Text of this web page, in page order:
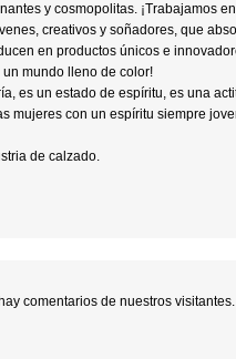
y cosmopolitas. ¡Trabajamos en
creativos y soñadores, que
en productos únicos e
un mundo lleno de color!
es un estado de espíritu, es una
mujeres con un espíritu siempre
de calzado.
comentarios de nuestros